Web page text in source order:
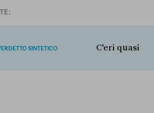
SINTETICO C'eri quasi